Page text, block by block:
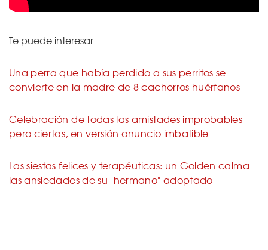
Te puede interesar
Una perra que había perdido a sus perritos se
convierte en la madre de 8 cachorros huérfanos
Celebración de todas las amistades improbables
pero ciertas, en versión anuncio imbatible
Las siestas felices y terapéuticas: un Golden calma
las ansiedades de su "hermano" adoptado